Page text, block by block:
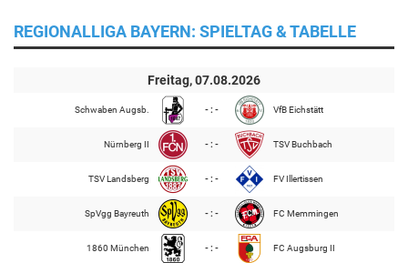
REGIONALLIGA BAYERN: SPIELTAG & TABELLE
Freitag, 07.08.2026
Schwaben Augsb. - : - VfB Eichstätt
Nürnberg II - : - TSV Buchbach
TSV Landsberg - : - FV Illertissen
SpVgg Bayreuth - : - FC Memmingen
1860 München - : - FC Augsburg II